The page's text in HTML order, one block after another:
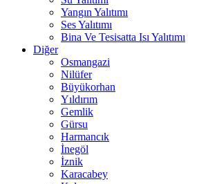
Yangın Yalıtımı
Ses Yalıtımı
Bina Ve Tesisatta Isı Yalıtımı
Diğer
Osmangazi
Nilüfer
Büyükorhan
Yıldırım
Gemlik
Gürsu
Harmancık
İnegöl
İznik
Karacabey